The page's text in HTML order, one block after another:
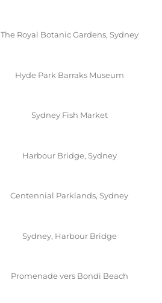
The Royal Botanic Gardens, Sydney
Hyde Park Barraks Museum
Sydney Fish Market
Harbour Bridge, Sydney
Centennial Parklands, Sydney
Sydney, Harbour Bridge
Promenade vers Bondi Beach